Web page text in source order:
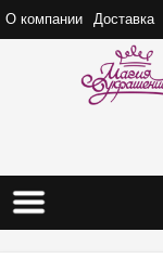
О компании Доставка